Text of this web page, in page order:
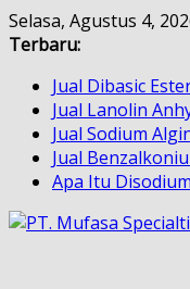
Skip
to
Selasa, Agustus 4,
Terbaru:
Jual Dibasic
Jual Lanolin
Jual Sodium
Jual
Apa Itu